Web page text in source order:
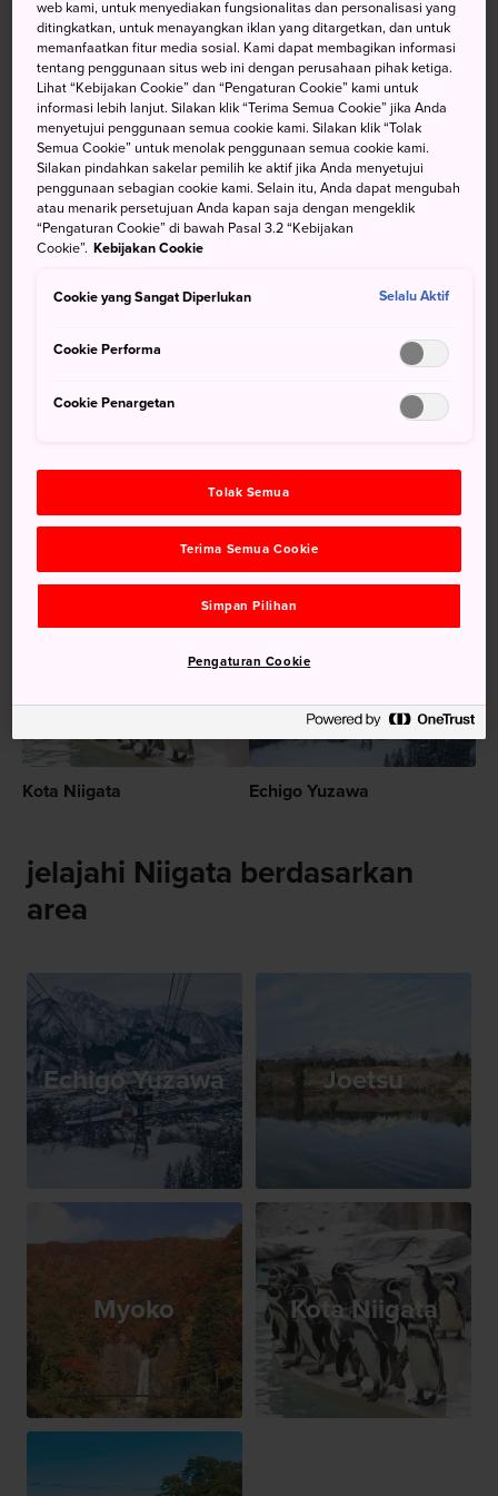
Echigo-Yuzawa dan Niigata, dan Hokuriku Shinkansen
melayani Myoko. Anda dapat mencapai Niigata dengan
bus atau mobil melalui jalan tol, atau terbang ke Bandara
Niigata dari sebagian besar bandara domestik.
tampilkan detail selengkapnya
jangan lewatkan
Echigo-Yuzawa
“Taman Hiburan” sake dengan mesin penjual
Festival Kembang Api Nagaoka dan Festival
Bunga Sakura Takada
Disarankan untuk Anda
Kota Niigata Echigo Yuzawa
jelajahi Niigata berdasarkan
area
Echigo Yuzawa Joetsu
Myoko Kota Niigata
web kami, untuk menyediakan fungsionalitas dan personalisasi yang
ditingkatkan, untuk menayangkan iklan yang ditargetkan, dan untuk
memanfaatkan fitur media sosial. Kami dapat membagikan informasi
tentang penggunaan situs web ini dengan perusahaan pihak ketiga.
Lihat “Kebijakan Cookie” dan “Pengaturan Cookie” kami untuk
informasi lebih lanjut. Silakan klik “Terima Semua Cookie” jika Anda
menyetujui penggunaan semua cookie kami. Silakan klik “Tolak
Semua Cookie” untuk menolak penggunaan semua cookie kami.
Silakan pindahkan sakelar pemilih ke aktif jika Anda menyetujui
penggunaan sebagian cookie kami. Selain itu, Anda dapat mengubah
atau menarik persetujuan Anda kapan saja dengan mengeklik
“Pengaturan Cookie” di bawah Pasal 3.2 “Kebijakan
Cookie”. Kebijakan Cookie
Cookie yang Sangat Diperlukan Selalu Aktif
Cookie Performa
Cookie Penargetan
Tolak Semua
Terima Semua Cookie
Simpan Pilihan
Pengaturan Cookie